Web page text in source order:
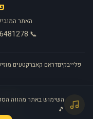
האתר
📞 03-6481278
פלייבקיםדראם קאברקטעים
🎧
השימוש באתר מהווה
🎵